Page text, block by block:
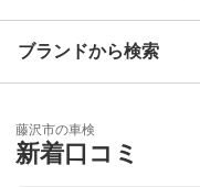
足柄下郡
厚木市
綾瀬市
Award 受賞店
特典あり
ブランドから検索
「車検の速太郎」
藤沢市の車検
新着口コミ